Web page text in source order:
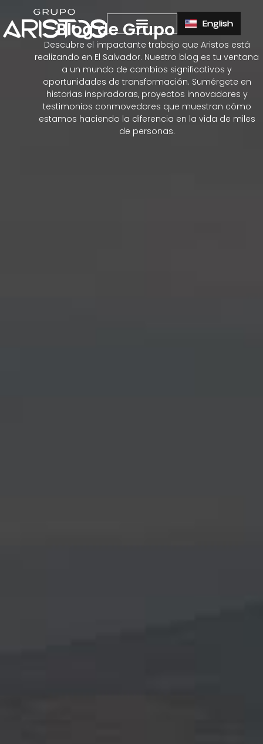
English
Blog de Grupo Aristos
Descubre el impactante trabajo que Aristos está
realizando en El Salvador. Nuestro blog es tu ventana
a un mundo de cambios significativos y
oportunidades de transformación. Sumérgete en
historias inspiradoras, proyectos innovadores y
testimonios conmovedores que muestran cómo
estamos haciendo la diferencia en la vida de miles
de personas.